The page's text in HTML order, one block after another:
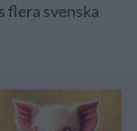
flera svenska